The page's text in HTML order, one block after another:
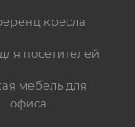
кресла
посетителей
мебель для
офиса